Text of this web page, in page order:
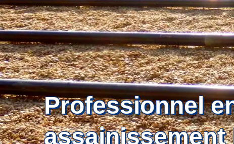
Professionnel
assainissement